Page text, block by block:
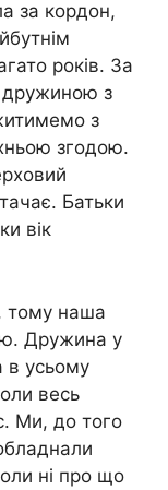
за кордон,
років. За
дружиною з
з
згодою.
Батьки
вік
тому наша
Дружина у
в усьому
весь
Ми, до того
ні про що